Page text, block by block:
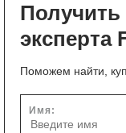
эксперта
Поможем найти,
Имя: